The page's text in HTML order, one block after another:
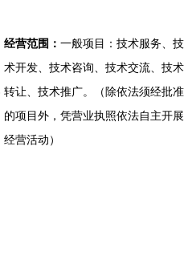
经营范围： 一般项目：技术服务、技
术开发、技术咨询、技术交流、技术
转让、技术推广。（除依法须经批准
的项目外，凭营业执照依法自主开展
经营活动）